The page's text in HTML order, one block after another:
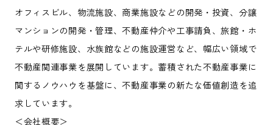
オフィスビル、物流施設、商業施設などの開発・投資、分譲
マンションの開発・管理、不動産仲介や工事請負、旅館・ホ
テルや研修施設、水族館などの施設運営など、幅広い領域で
不動産関連事業を展開しています。蓄積された不動産事業に
関するノウハウを基盤に、不動産事業の新たな価値創造を追
求しています。
＜会社概要＞